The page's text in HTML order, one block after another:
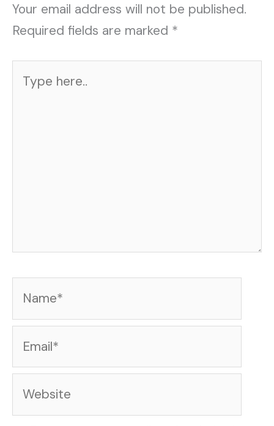
Your email address will not be published.
Required fields are marked *
here..